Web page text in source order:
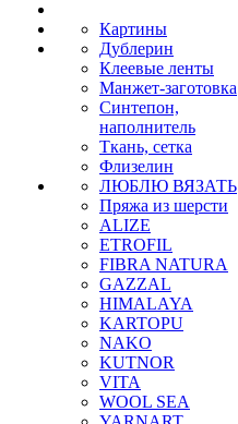
Картины
Дублерин
Клеевые ленты
Манжет-заготовка
Синтепон,
наполнитель
Ткань, сетка
Флизелин
ЛЮБЛЮ ВЯЗАТЬ
Пряжа из шерсти
ALIZE
ETROFIL
FIBRA NATURA
GAZZAL
HIMALAYA
KARTOPU
NAKO
KUTNOR
VITA
WOOL SEA